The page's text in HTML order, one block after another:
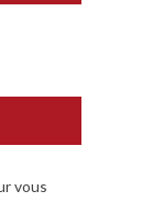
vous